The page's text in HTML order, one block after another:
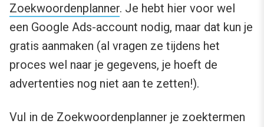
Zoekwoordenplanner. Je hebt hier voor wel
een Google Ads-account nodig, maar dat kun je
gratis aanmaken (al vragen ze tijdens het
proces wel naar je gegevens, je hoeft de
advertenties nog niet aan te zetten!).
Vul in de Zoekwoordenplanner je zoektermen